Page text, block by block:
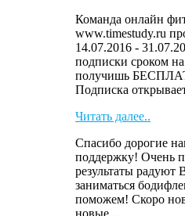
Команда онлайн
www.timestudy.ru
14.07.2016 -
подписки сроком
получишь
Подписка
Читать далее..
Спасибо дорогие
поддержку! Очень
результаты радуют
заниматься
поможем! Скоро
новые ...